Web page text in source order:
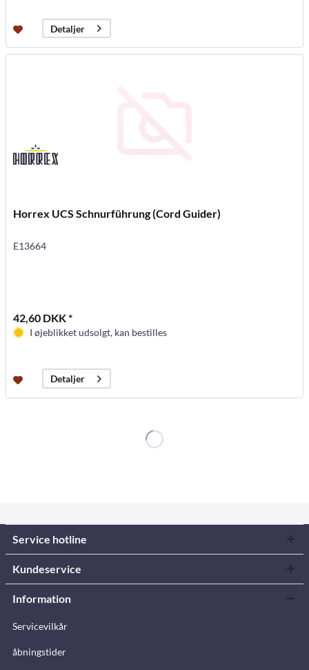
Detaljer
Horrex UCS Schnurführung (Cord Guider)
E13664
42,60 DKK *
I øjeblikket udsolgt, kan bestilles
Detaljer
Service hotline
Kundeservice
Information
Servicevilkår
åbningstider